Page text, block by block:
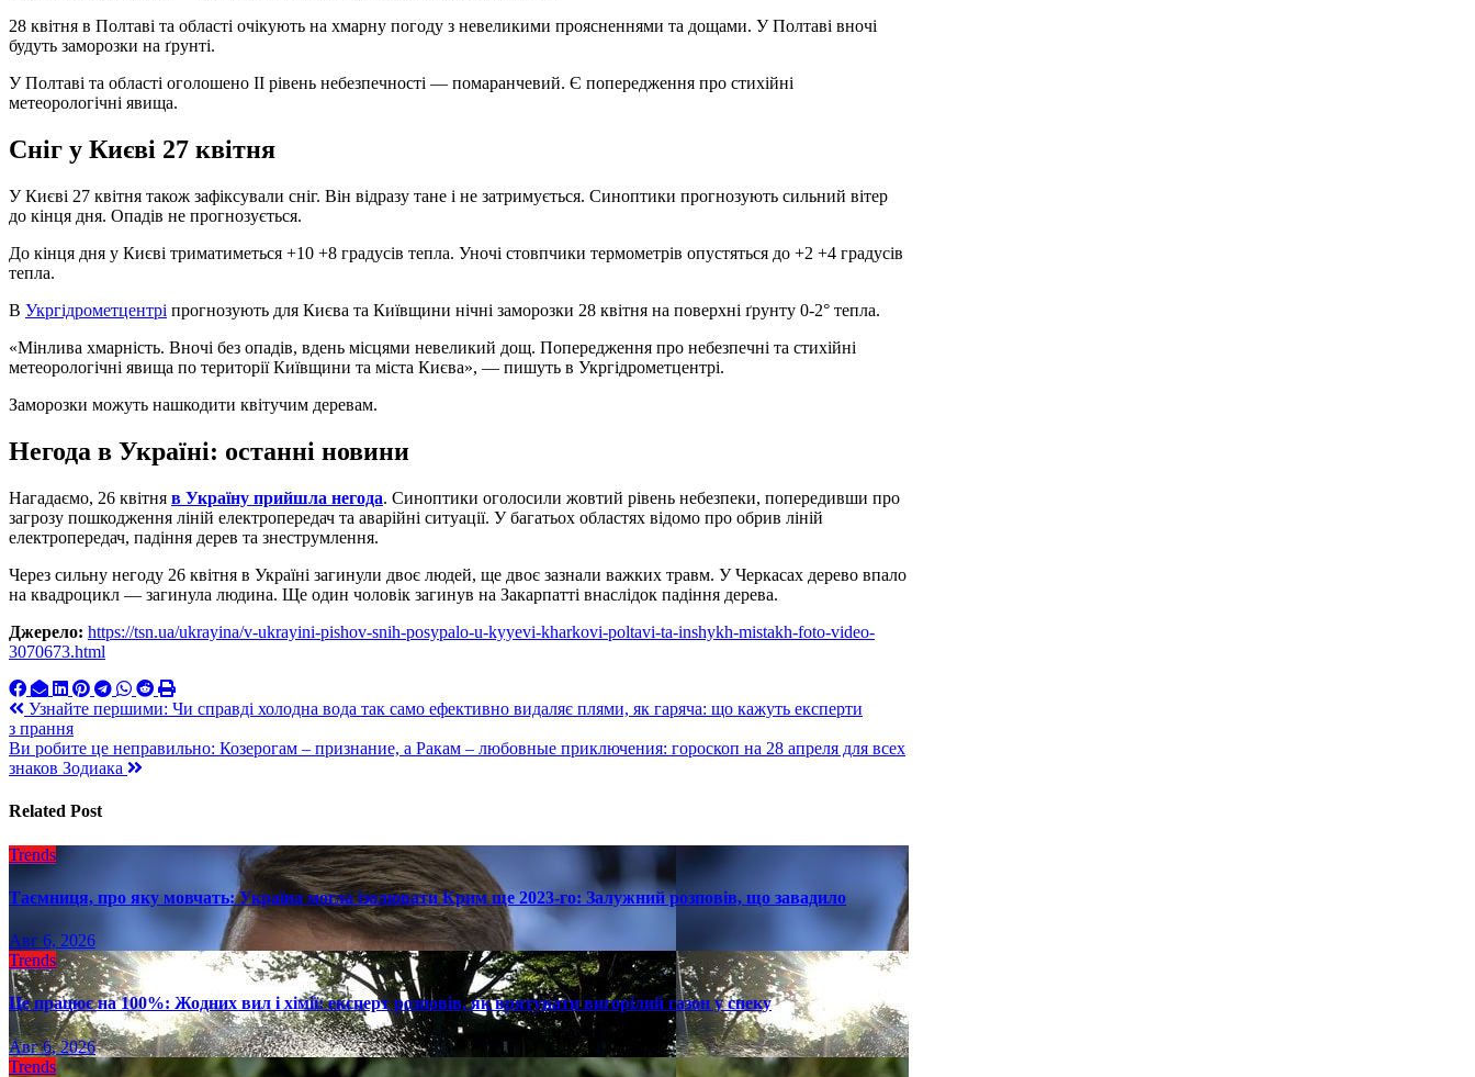
28 квітня в Полтаві та області очікують на хмарну погоду з невеликими проясненнями та дощами. У Полтаві вночі
будуть заморозки на ґрунті.
У Полтаві та області оголошено ІІ рівень небезпечності — помаранчевий. Є попередження про стихійні
метеорологічні явища.
Сніг у Києві 27 квітня
У Києві 27 квітня також зафіксували сніг. Він відразу тане і не затримується. Синоптики прогнозують сильний вітер
до кінця дня. Опадів не прогнозується.
До кінця дня у Києві триматиметься +10 +8 градусів тепла. Уночі стовпчики термометрів опустяться до +2 +4 градусів
тепла.
В Укргідрометцентрі прогнозують для Києва та Київщини нічні заморозки 28 квітня на поверхні ґрунту 0-2° тепла.
«Мінлива хмарність. Вночі без опадів, вдень місцями невеликий дощ. Попередження про небезпечні та стихійні
метеорологічні явища по території Київщини та міста Києва», — пишуть в Укргідрометцентрі.
Заморозки можуть нашкодити квітучим деревам.
Негода в Україні: останні новини
Нагадаємо, 26 квітня в Україну прийшла негода. Синоптики оголосили жовтий рівень небезпеки, попередивши про
загрозу пошкодження ліній електропередач та аварійні ситуації. У багатьох областях відомо про обрив ліній
електропередач, падіння дерев та знеструмлення.
Через сильну негоду 26 квітня в Україні загинули двоє людей, ще двоє зазнали важких травм. У Черкасах дерево впало
на квадроцикл — загинула людина. Ще один чоловік загинув на Закарпатті внаслідок падіння дерева.
Джерело: https://tsn.ua/ukrayina/v-ukrayini-pishov-snih-posypalo-u-kyyevi-kharkovi-poltavi-ta-inshykh-mistakh-foto-video-
3070673.html
Навигация
по
записям
Узнайте першими: Чи справді холодна вода так само ефективно видаляє плями, як гаряча: що кажуть експерти
з прання
Ви робите це неправильно: Козерогам – признание, а Ракам – любовные приключения: гороскоп на 28 апреля для всех
знаков Зодиака
Related Post
Trends
Таємниця, про яку мовчать: Україна могла ізолювати Крим ще 2023-го: Залужний розповів, що завадило
Авг 6, 2026
Trends
Це працює на 100%: Жодних вил і хімії: експерт розповів, як врятувати вигорілий газон у спеку
Авг 6, 2026
Trends